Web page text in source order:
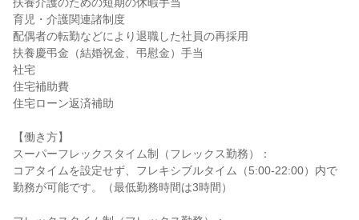
育児・介護関連諸制度
配偶者の転勤などにより退職した社員の再採用
扶養慶弔金（結婚祝金、弔慰金）手当
社宅
住宅補助費
住宅ローン返済補助
【働き方】
スーパーフレックスタイム制（フレックス勤務）：
コアタイムを設定せず、フレキシブルタイム（5:00-22:00）内で
勤務が可能です。（最低勤務時間は3時間）